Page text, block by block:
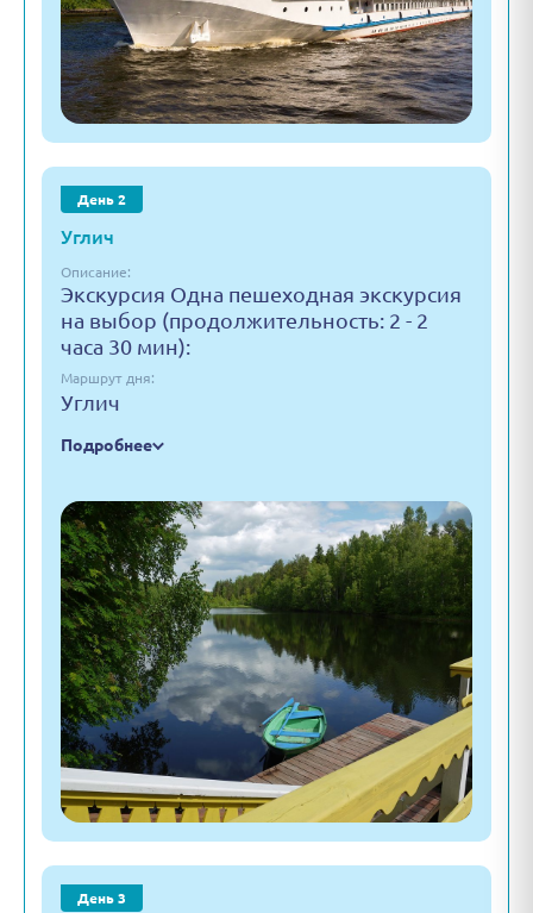
День 2
Углич
Описание:
Экскурсия Одна пешеходная экскурсия
на выбор (продолжительность: 2 - 2
часа 30 мин):
Маршрут дня:
Углич
Подробнее
День 3